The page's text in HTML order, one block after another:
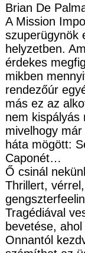
Brian De
A Mission
szuperügynök
helyzetben.
érdekes
mikben
rendezőúr
más ez az
nem kispályás
mivelhogy
háta mögött:
Caponét…
Ő csinál
Thrillert,
Tragédiával
bevetése,
Onnantól